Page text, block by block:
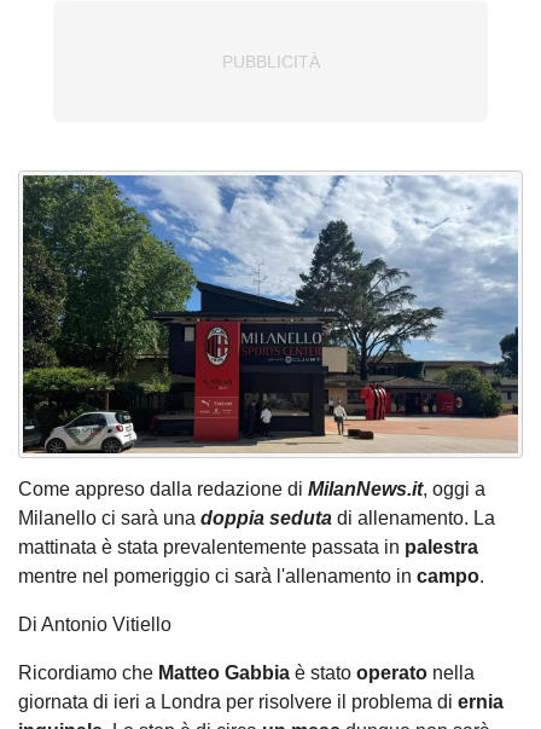
Come appreso dalla redazione di MilanNews.it, oggi a
Milanello ci sarà una doppia seduta di allenamento. La
mattinata è stata prevalentemente passata in palestra
mentre nel pomeriggio ci sarà l'allenamento in campo.
Di Antonio Vitiello
Ricordiamo che Matteo Gabbia è stato operato nella
giornata di ieri a Londra per risolvere il problema di ernia